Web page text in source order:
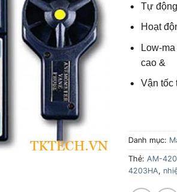
Tự
Hoạt
Low-
cao &
Vận tốc
Danh mục:
Thẻ: AM-
4203HA,